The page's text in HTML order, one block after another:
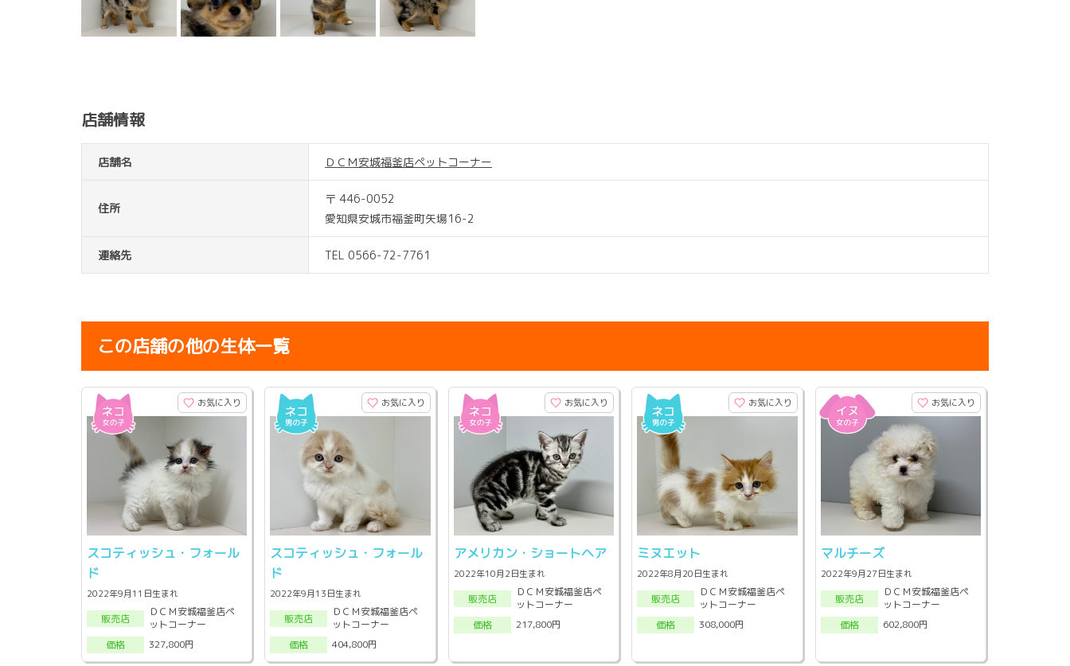
店舗情報
店舗名 ＤＣＭ安城福釜店ペットコーナー
住所
〒 446-0052
愛知県安城市福釜町矢場16-2
連絡先 TEL 0566-72-7761
この店舗の他の生体一覧
お気に入り
スコティッシュ・フォール
ド
2022年9月11日生まれ
販売店
ＤＣＭ安城福釜店ペ
ットコーナー
価格
327,800円
お気に入り
スコティッシュ・フォール
ド
2022年9月13日生まれ
販売店
ＤＣＭ安城福釜店ペ
ットコーナー
価格
404,800円
お気に入り
アメリカン・ショートヘア
2022年10月2日生まれ
販売店
ＤＣＭ安城福釜店ペ
ットコーナー
価格
217,800円
お気に入り
ミヌエット
2022年8月20日生まれ
販売店
ＤＣＭ安城福釜店ペ
ットコーナー
価格
308,000円
お気に入り
マルチーズ
2022年9月27日生まれ
販売店
ＤＣＭ安城福釜店ペ
ットコーナー
価格
602,800円